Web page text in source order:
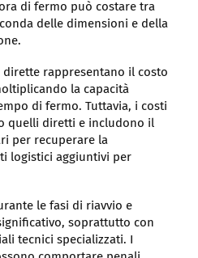
di fermo può costare tra
delle dimensioni e della
rappresentano il costo
la capacità
di fermo. Tuttavia, i costi
quelli diretti e includono il
per recuperare la
logistici aggiuntivi per
le fasi di riavvio e
soprattutto con
tecnici specializzati. I